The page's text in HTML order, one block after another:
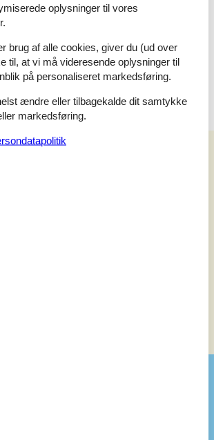
er til rådighed fra kl. 16:00 på
ved huset.
med smart lock
oplysninger til vores
brug af alle cookies, giver du (ud over
til, at vi må videresende oplysninger til
på personaliseret markedsføring.
ændre eller tilbagekalde dit samtykke
markedsføring.